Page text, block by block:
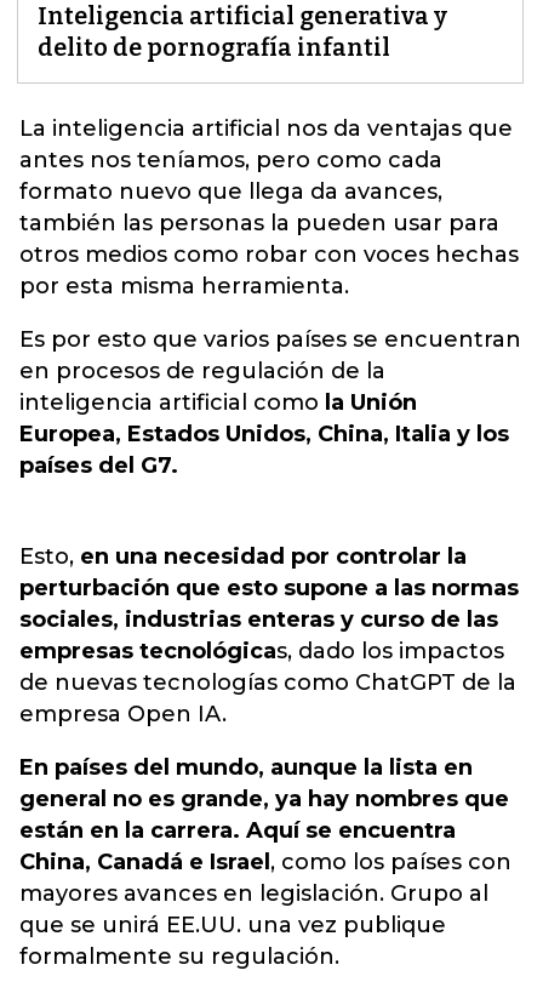
Inteligencia artificial generativa y
delito de pornografía infantil
La inteligencia artificial nos da ventajas que
antes nos teníamos, pero como cada
formato nuevo que llega da avances,
también las personas la pueden usar para
otros medios como robar con voces hechas
por esta misma herramienta.
Es por esto que varios países se encuentran
en procesos de regulación de la
inteligencia artificial como la Unión
Europea, Estados Unidos, China, Italia y los
países del G7.
Esto, en una necesidad por controlar la
perturbación que esto supone a las normas
sociales, industrias enteras y curso de las
empresas tecnológicas, dado los impactos
de nuevas tecnologías como ChatGPT de la
empresa Open IA.
En países del mundo, aunque la lista en
general no es grande, ya hay nombres que
están en la carrera. Aquí se encuentra
China, Canadá e Israel , como los países con
mayores avances en legislación. Grupo al
que se unirá EE.UU. una vez publique
formalmente su regulación.